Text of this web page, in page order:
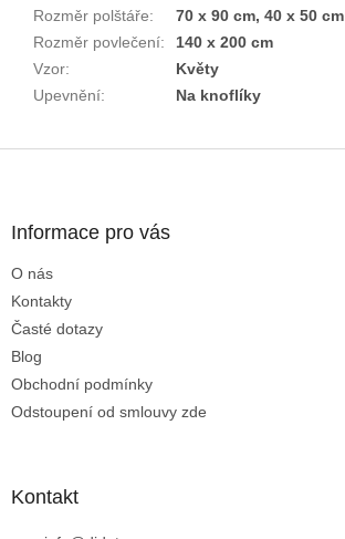
Rozměr polštáře:
70 x 90 cm, 40 x 50 cm
Rozměr povlečení:
140 x 200 cm
Vzor:
Květy
Upevnění: Na knoflíky
Informace pro vás
O nás
Kontakty
Časté dotazy
Blog
Obchodní podmínky
Odstoupení od smlouvy zde
Kontakt